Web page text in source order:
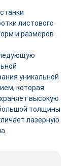
листового
и размеров
уникальной
которая
высокую
толщины
лазерную